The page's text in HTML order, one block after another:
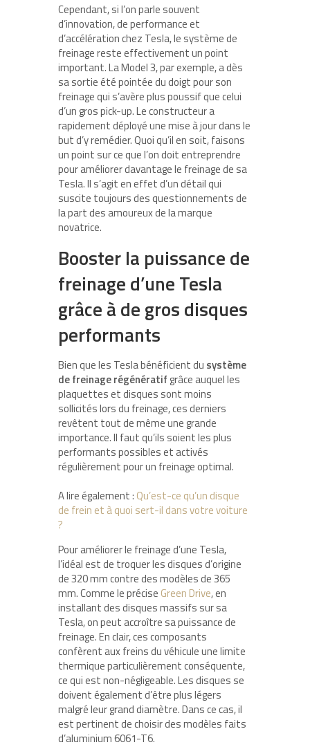
Cependant, si l’on parle souvent
d’innovation, de performance et
d’accélération chez Tesla, le système de
freinage reste effectivement un point
important. La Model 3, par exemple, a dès
sa sortie été pointée du doigt pour son
freinage qui s’avère plus poussif que celui
d’un gros pick-up. Le constructeur a
rapidement déployé une mise à jour dans le
but d’y remédier. Quoi qu’il en soit, faisons
un point sur ce que l’on doit entreprendre
pour améliorer davantage le freinage de sa
Tesla. Il s’agit en effet d’un détail qui
suscite toujours des questionnements de
la part des amoureux de la marque
novatrice.
Booster la puissance de
freinage d’une Tesla
grâce à de gros disques
performants
Bien que les Tesla bénéficient du système
de freinage régénératif grâce auquel les
plaquettes et disques sont moins
sollicités lors du freinage, ces derniers
revêtent tout de même une grande
importance. Il faut qu’ils soient les plus
performants possibles et activés
régulièrement pour un freinage optimal.
A lire également : Qu’est-ce qu’un disque
de frein et à quoi sert-il dans votre voiture
?
Pour améliorer le freinage d’une Tesla,
l’idéal est de troquer les disques d’origine
de 320 mm contre des modèles de 365
mm. Comme le précise Green Drive, en
installant des disques massifs sur sa
Tesla, on peut accroître sa puissance de
freinage. En clair, ces composants
confèrent aux freins du véhicule une limite
thermique particulièrement conséquente,
ce qui est non-négligeable. Les disques se
doivent également d’être plus légers
malgré leur grand diamètre. Dans ce cas, il
est pertinent de choisir des modèles faits
d’aluminium 6061-T6.